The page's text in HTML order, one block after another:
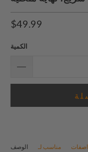
$49.99
الكمية
الوصف مناسب لـ